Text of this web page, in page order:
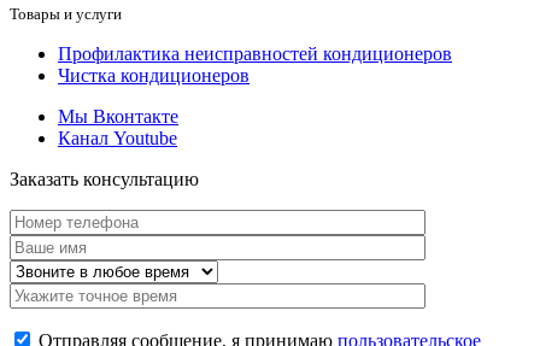
Товары и услуги
Профилактика неисправностей кондиционеров
Чистка кондиционеров
Мы Вконтакте
Канал Youtube
Заказать консультацию
Отправляя сообщение, я принимаю пользовательское